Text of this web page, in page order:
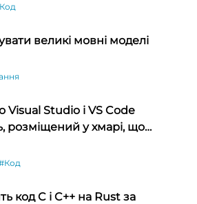
великі мовні моделі
Visual Studio і VS Code
розміщений у хмарі, що
API
код C і C++ на Rust за